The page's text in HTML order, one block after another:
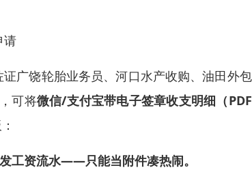
请
广饶轮胎业务员、河口水产收购、油田外
可将微信/支付宝带电子签章收支明细（
工资流水——只能当附件凑热闹。